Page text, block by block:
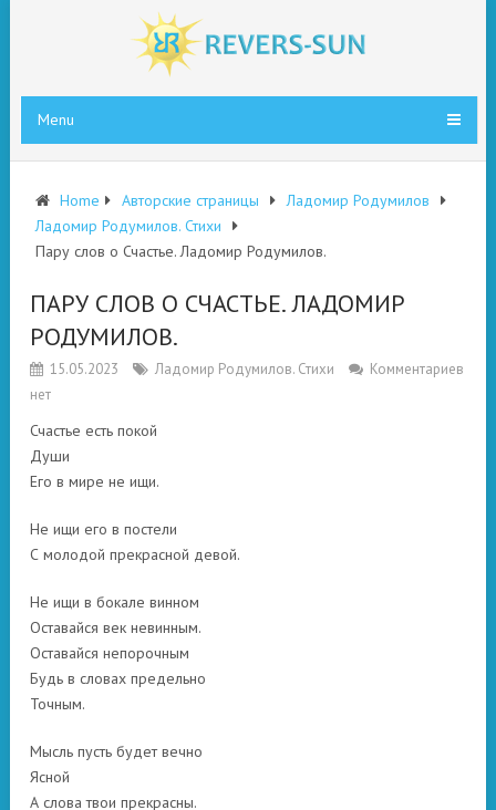
Menu
Home Авторские страницы
Ладомир Родумилов
Ладомир Родумилов. Стихи
Пару слов о Счастье. Ладомир Родумилов.
ПАРУ СЛОВ О СЧАСТЬЕ. ЛАДОМИР
РОДУМИЛОВ.
15.05.2023 Ладомир Родумилов. Стихи
Комментариев
нет
Счастье есть покой
Души
Его в мире не ищи.
Не ищи его в постели
С молодой прекрасной девой.
Не ищи в бокале винном
Оставайся век невинным.
Оставайся непорочным
Будь в словах предельно
Точным.
Мысль пусть будет вечно
Ясной
А слова твои прекрасны.